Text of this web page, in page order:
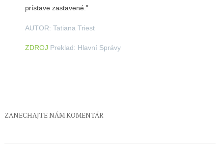
prístave zastavené.”
AUTOR: Tatiana Triest
ZDROJ Preklad: Hlavní Správy
ZANECHAJTE NÁM KOMENTÁR